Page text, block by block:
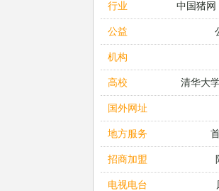
行业
中国猪网
公益
机构
高校 清华大
国外网址
地方服务
招商加盟
电视电台